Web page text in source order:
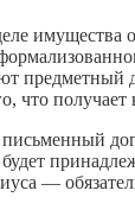
имущества
предметный
что
—